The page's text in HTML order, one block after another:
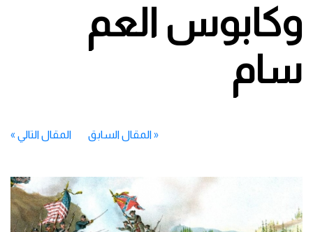
وكابوس العم
سام
«المقال السابق المقال التالي »